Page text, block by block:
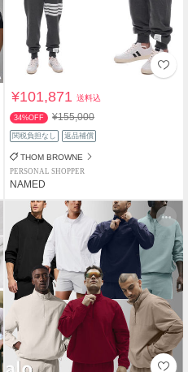
¥101,871送料込
34%OFF ¥155,000
関税負担なし 返品補償
THOM BROWNE
PERSONAL SHOPPER
NAMED